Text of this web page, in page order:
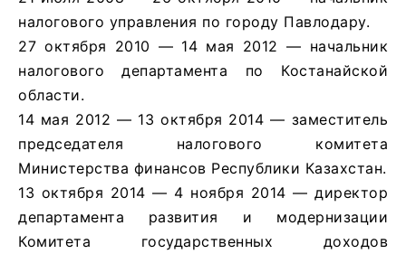
налогового управления по городу Павлодару.
27 октября 2010 — 14 мая 2012 — начальник
налогового департамента по Костанайской
области.
14 мая 2012 — 13 октября 2014 — заместитель
председателя налогового комитета
Министерства финансов Республики Казахстан.
13 октября 2014 — 4 ноября 2014 — директор
департамента развития и модернизации
Комитета государственных доходов